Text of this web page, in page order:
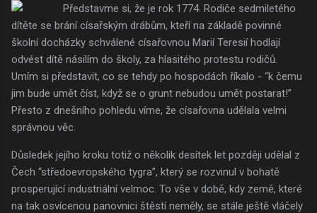
Představme si, že je rok 1774. Rodiče sedmiletého
dítěte se brání císařským drábům, kteří na základě povinné
školní docházky schválené císařovnou Marií Teresií hodlají
odvést dítě násilím do školy, za hlasitého protestu rodičů.
Umím si představit, co se tehdy po hospodách říkalo - “k čemu
jim bude umět číst, když se o grunt nebudou umět postarat!”
Přesto z dnešního pohledu víme, že císařovna udělala velmi
správnou věc.
Důsledek jejího kroku totiž o několik desítek let později udělal z
Čech “středoevropského tygra”, který se rozvinul v bohatě
prosperující industriální velmoc. To vše v době, kdy země, které
na tak osvícenou panovnici štěstí neměly, se stále ještě vláčely